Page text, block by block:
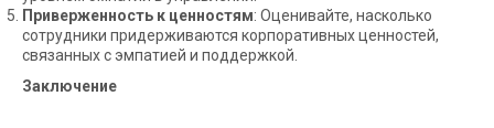
Приверженность к ценностям: Оценивайте, насколько
сотрудники придерживаются корпоративных ценностей,
связанных с эмпатией и поддержкой.
Заключение